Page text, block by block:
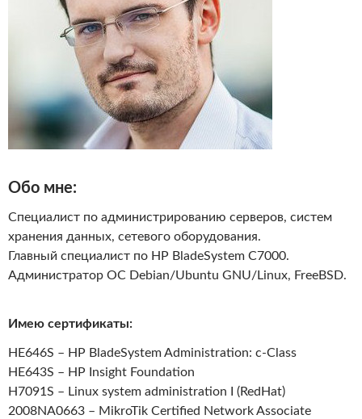
Обо мне:
Специалист по администрированию серверов, систем
хранения данных, сетевого оборудования.
Главный специалист по HP BladeSystem C7000.
Администратор ОС Debian/Ubuntu GNU/Linux, FreeBSD.
Имею сертификаты:
HE646S – HP BladeSystem Administration: c-Class
HE643S – HP Insight Foundation
H7091S – Linux system administration I (RedHat)
2008NA0663 – MikroTik Certified Network Associate